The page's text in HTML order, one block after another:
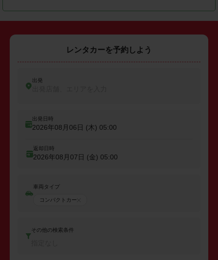
レンタカーを予約しよう
出発
出発日時
2026年08月06日 (木) 05:00
返却日時
2026年08月07日 (金) 05:00
車両タイプ
コンパクトカー
その他の検索条件